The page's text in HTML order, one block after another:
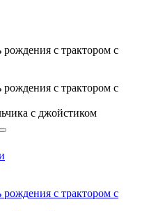
с джойстиком